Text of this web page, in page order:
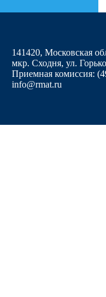
141420, Московская
мкр. Сходня, ул.
Приемная комиссия:
info@rmat.ru